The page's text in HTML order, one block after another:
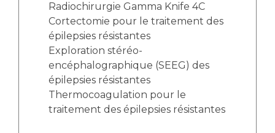
Radiochirurgie Gamma Knife 4C
Cortectomie pour le traitement des
épilepsies résistantes
Exploration stéréo-
encéphalographique (SEEG) des
épilepsies résistantes
Thermocoagulation pour le
traitement des épilepsies résistantes